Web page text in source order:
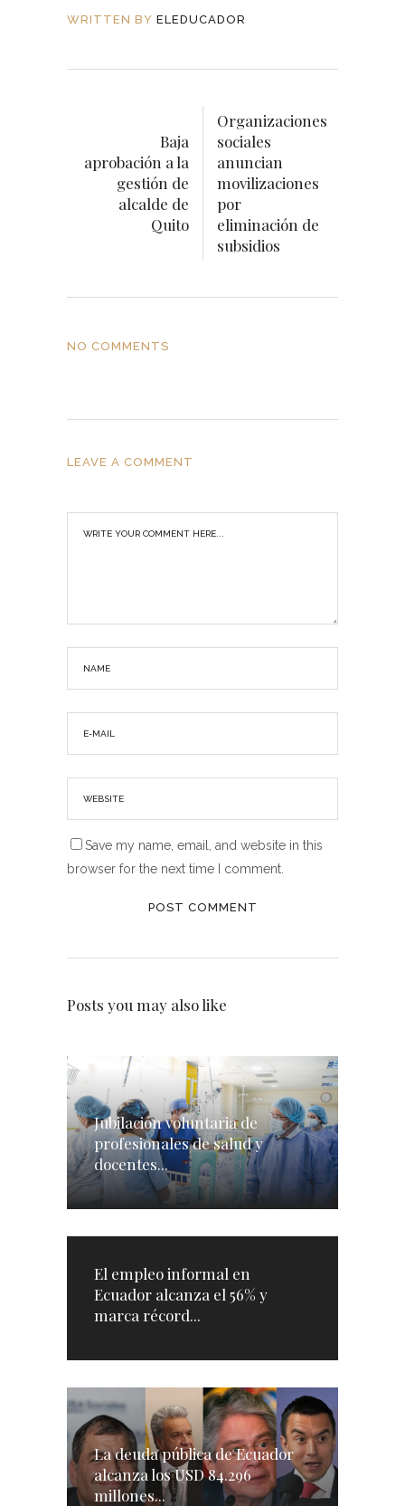
WRITTEN BY ELEDUCADOR
Baja
aprobación a la
gestión de
alcalde de
Quito
Organizaciones
sociales
anuncian
movilizaciones
por
eliminación de
subsidios
NO COMMENTS
LEAVE A COMMENT
Save my name, email, and website in this
browser for the next time I comment.
Posts you may also like
Jubilación voluntaria de
profesionales de salud y
docentes...
El empleo informal en
Ecuador alcanza el 56% y
marca récord...
La deuda pública de Ecuador
alcanza los USD 84.296
millones...